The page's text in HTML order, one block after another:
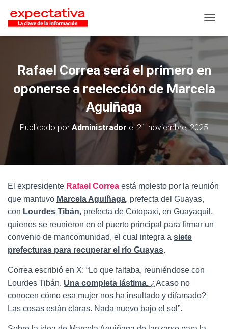
Rafael Correa será el primero en
oponerse a reelección de Marcela
Aguiñaga
Publicado por Administrador el 21 noviembre, 2025
El expresidente Rafael Correa está molesto por la reunión
que mantuvo Marcela Aguiñaga, prefecta del Guayas,
con Lourdes Tibán, prefecta de Cotopaxi, en Guayaquil,
quienes se reunieron en el puerto principal para firmar un
convenio de mancomunidad, el cual integra a siete
prefecturas para recuperar el río Guayas.
Correa escribió en X: “Lo que faltaba, reuniéndose con
Lourdes Tibán. Una completa lástima. ¿Acaso no
conocen cómo esa mujer nos ha insultado y difamado?
Las cosas están claras. Nada nuevo bajo el sol”.